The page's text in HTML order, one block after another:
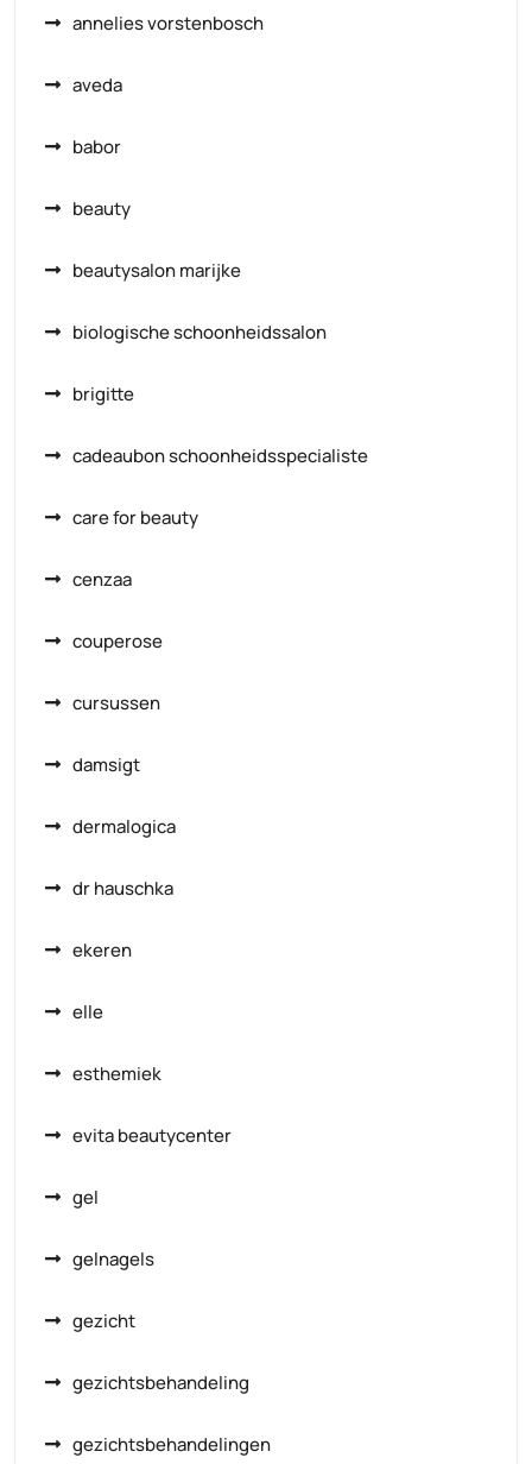
annelies vorstenbosch
aveda
babor
beauty
beautysalon marijke
biologische schoonheidssalon
brigitte
cadeaubon schoonheidsspecialiste
care for beauty
cenzaa
couperose
cursussen
damsigt
dermalogica
dr hauschka
ekeren
elle
esthemiek
evita beautycenter
gel
gelnagels
gezicht
gezichtsbehandeling
gezichtsbehandelingen